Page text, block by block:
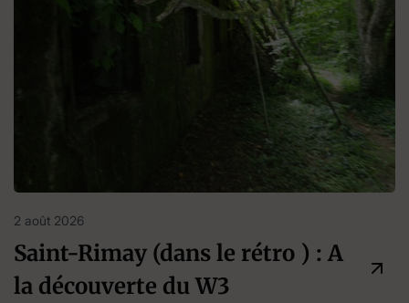
2 août 2026
Saint-Rimay (dans le rétro ) : A
la découverte du W3